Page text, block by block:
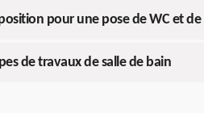
pour une pose de WC et
de travaux de salle de bain